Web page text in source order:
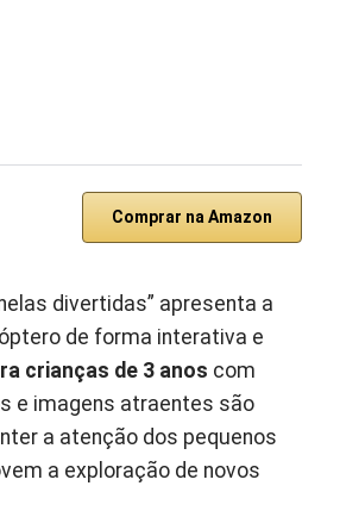
Comprar na Amazon
divertidas” apresenta a
de forma interativa e
crianças de 3 anos com
e imagens atraentes são
a atenção dos pequenos
a exploração de novos